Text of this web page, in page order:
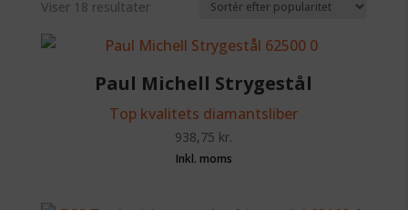
Viser 18 resultaterSorteret
popularitet
Paul Michell Strygestål
Top kvalitets diamantsliber
938,75 kr.